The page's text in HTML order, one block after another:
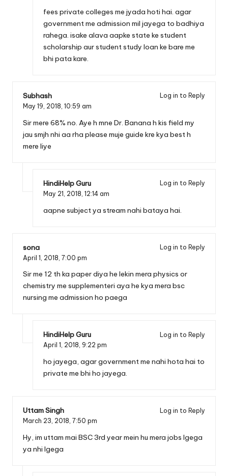
fees private colleges me jyada hoti hai. agar
government me admission mil jayega to badhiya
rahega. isake alava aapke state ke student
scholarship aur student study loan ke bare me
bhi pata kare.
Subhash
Log in to Reply
May 19, 2018, 10:59 am
Sir mere 68% no. Aye h mne Dr. Banana h kis field my
jau smjh nhi aa rha please muje guide kre kya best h
mere liye
HindiHelp Guru
Log in to Reply
May 21, 2018, 12:14 am
aapne subject ya stream nahi bataya hai.
sona
Log in to Reply
April 1, 2018, 7:00 pm
Sir me 12 th ka paper diya he lekin mera physics or
chemistry me supplementeri aya he kya mera bsc
nursing me admission ho paega
HindiHelp Guru
Log in to Reply
April 1, 2018, 9:22 pm
ho jayega, agar government me nahi hota hai to
private me bhi ho jayega.
Uttam Singh
Log in to Reply
March 23, 2018, 7:50 pm
Hy, im uttam mai BSC 3rd year mein hu mera jobs lgega
ya nhi lgega